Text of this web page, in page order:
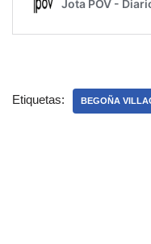
Etiquetas: BEGOÑA